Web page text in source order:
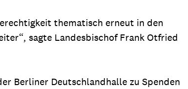
thematisch erneut in den
sagte Landesbischof Frank Otfried
Berliner Deutschlandhalle zu Spenden